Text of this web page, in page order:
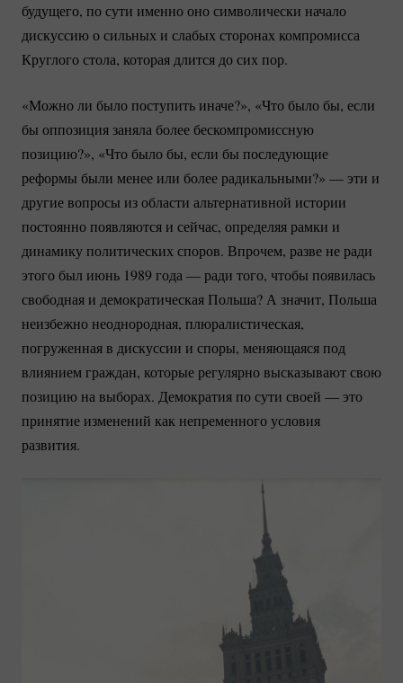
будущего, по сути именно оно символически начало
дискуссию о сильных и слабых сторонах компромисса
Круглого стола, которая длится до сих пор.
«Можно ли было поступить иначе?», «Что было бы, если
бы оппозиция заняла более бескомпромиссную
позицию?», «Что было бы, если бы последующие
реформы были менее или более радикальными?» — эти и
другие вопросы из области альтернативной истории
постоянно появляются и сейчас, определяя рамки и
динамику политических споров. Впрочем, разве не ради
этого был июнь 1989 года — ради того, чтобы появилась
свободная и демократическая Польша? А значит, Польша
неизбежно неоднородная, плюралистическая,
погруженная в дискуссии и споры, меняющаяся под
влиянием граждан, которые регулярно высказывают свою
позицию на выборах. Демократия по сути своей — это
принятие изменений как непременного условия
развития.